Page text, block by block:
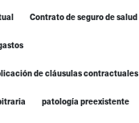
Contrato de seguro de salud
de cláusulas contractuales
patología preexistente